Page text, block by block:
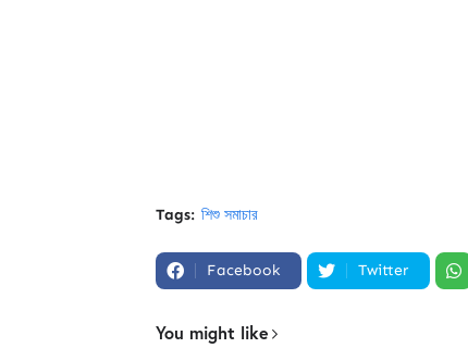
Tags: শিশু সমাচার
Facebook Twitter
You might like